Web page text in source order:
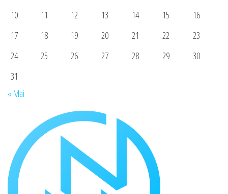
10
11 12 13 14 15
16
17
18 19 20 21 22
23
24
25 26 27 28 29
30
31
« Mai